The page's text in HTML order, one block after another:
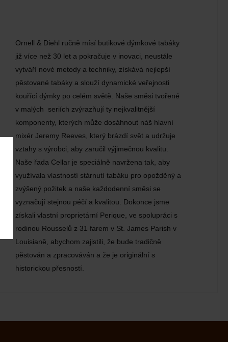
Ornell & Diehl ručně mísí butikové dýmkové tabáky
již více než 30 let a pokračuje v inovaci, neustále
vytváří nové metody a techniky, získává nejlepší
pěstované tabáky a slouží dynamické veřejnosti
kouřící dýmky po celém světě. Naše směsi tvořené
v malých seriích zvýrazňují ty nejkvalitnější
komponenty, kterých může dosáhnout náš hlavní
mixér Jeremy Reeves, který brázdí svět a udržuje
vztahy s výrobci, aby zaručil výjimečnou kvalitu.
Naše řada Cellar je speciálně navržena tak, aby
využívala vlastností stárnutí tabáku pro opožděný a
zvýšený požitek a naše každodenní směsi se
vyznačují stejnou péčí a kvalitou. Dokonce jsme
získali vlastní proprietární Perique, ve spolupráci s
rodinou Rousselů z 31 farem v St. James Parish v
Louisianě, abychom zajistili, že bude tradičně
pěstován a zpracováván a že je originální s
historickou přesností.